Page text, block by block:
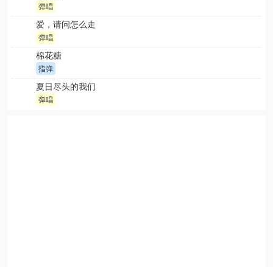
弹唱
爱，请问怎么走
弹唱
棉花糖
指弹
夏日尽头的我们
弹唱